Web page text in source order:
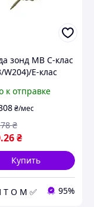
зонд MB C-клас
W204)/E-клас
Smart Fortwo
05- 115022
к отправке
₴/мес
.26₴
₴
Купить
Т О М ✅ 95%